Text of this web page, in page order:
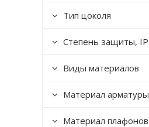
Тип цоколя
Степень защиты, IP
Виды материалов
Материал арматуры
Материал плафонов